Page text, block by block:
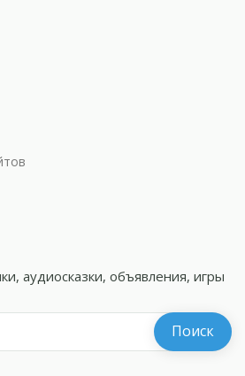
аудиосказки, объявления, игры